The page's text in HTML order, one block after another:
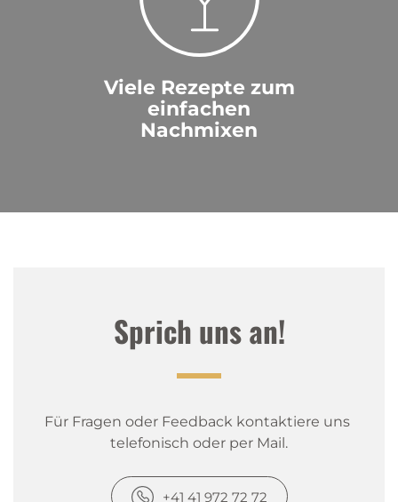
Viele Rezepte zum
einfachen
Nachmixen
Sprich uns an!
Für Fragen oder Feedback kontaktiere uns
telefonisch oder per Mail.
+41 41 972 72 72